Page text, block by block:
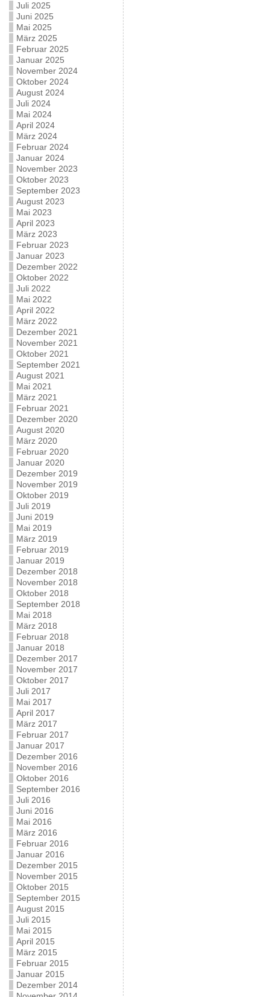
Juli 2025
Juni 2025
Mai 2025
März 2025
Februar 2025
Januar 2025
November 2024
Oktober 2024
August 2024
Juli 2024
Mai 2024
April 2024
März 2024
Februar 2024
Januar 2024
November 2023
Oktober 2023
September 2023
August 2023
Mai 2023
April 2023
März 2023
Februar 2023
Januar 2023
Dezember 2022
Oktober 2022
Juli 2022
Mai 2022
April 2022
März 2022
Dezember 2021
November 2021
Oktober 2021
September 2021
August 2021
Mai 2021
März 2021
Februar 2021
Dezember 2020
August 2020
März 2020
Februar 2020
Januar 2020
Dezember 2019
November 2019
Oktober 2019
Juli 2019
Juni 2019
Mai 2019
März 2019
Februar 2019
Januar 2019
Dezember 2018
November 2018
Oktober 2018
September 2018
Mai 2018
März 2018
Februar 2018
Januar 2018
Dezember 2017
November 2017
Oktober 2017
Juli 2017
Mai 2017
April 2017
März 2017
Februar 2017
Januar 2017
Dezember 2016
November 2016
Oktober 2016
September 2016
Juli 2016
Juni 2016
Mai 2016
März 2016
Februar 2016
Januar 2016
Dezember 2015
November 2015
Oktober 2015
September 2015
August 2015
Juli 2015
Mai 2015
April 2015
März 2015
Februar 2015
Januar 2015
Dezember 2014